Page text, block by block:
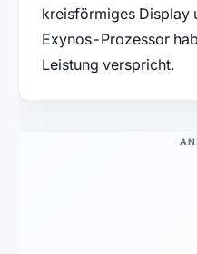
kreisförmiges Display
Exynos-Prozessor
Leistung verspricht.